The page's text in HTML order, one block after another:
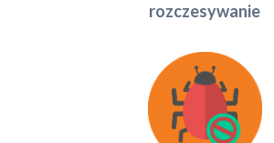
rozczesywanie